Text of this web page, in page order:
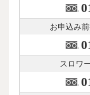
お申込み
スロワ